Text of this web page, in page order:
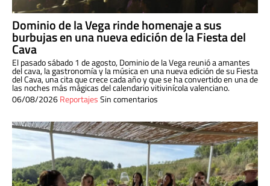
Dominio de la Vega rinde homenaje a sus
burbujas en una nueva edición de la Fiesta del
Cava
El pasado sábado 1 de agosto, Dominio de la Vega reunió a amantes
del cava, la gastronomía y la música en una nueva edición de su Fiesta
del Cava, una cita que crece cada año y que se ha convertido en una de
las noches más mágicas del calendario vitivinícola valenciano.
06/08/2026ReportajesSin comentarios